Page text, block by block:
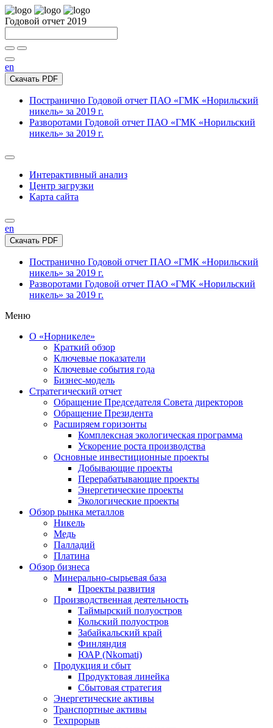
Годовой отчет 2019
en
Скачать PDF
Постранично Годовой отчет ПАО «ГМК «Норильский
никель» за 2019 г.
Разворотами Годовой отчет ПАО «ГМК «Норильский
никель» за 2019 г.
Интерактивный анализ
Центр загрузки
Карта сайта
en
Скачать PDF
Постранично Годовой отчет ПАО «ГМК «Норильский
никель» за 2019 г.
Разворотами Годовой отчет ПАО «ГМК «Норильский
никель» за 2019 г.
Меню
О «Норникеле»
Краткий обзор
Ключевые показатели
Ключевые события года
Бизнес-модель
Стратегический отчет
Обращение Председателя Совета директоров
Обращение Президента
Расширяем горизонты
Комплексная экологическая программа
Ускорение роста производства
Основные инвестиционные проекты
Добывающие проекты
Перерабатывающие проекты
Энергетические проекты
Экологические проекты
Обзор рынка металлов
Никель
Медь
Палладий
Платина
Обзор бизнеса
Минерально-сырьевая база
Проекты развития
Производственная деятельность
Таймырский полуостров
Кольский полуостров
Забайкальский край
Финляндия
ЮАР (Nkomati)
Продукция и сбыт
Продуктовая линейка
Сбытовая стратегия
Энергетические активы
Транспортные активы
Техпрорыв